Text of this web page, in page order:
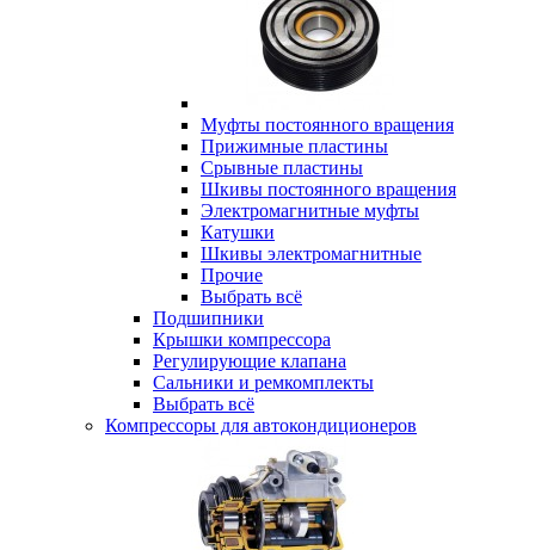
Муфты постоянного вращения
Прижимные пластины
Срывные пластины
Шкивы постоянного вращения
Электромагнитные муфты
Катушки
Шкивы электромагнитные
Прочие
Выбрать всё
Подшипники
Крышки компрессора
Регулирующие клапана
Сальники и ремкомплекты
Выбрать всё
Компрессоры для автокондиционеров